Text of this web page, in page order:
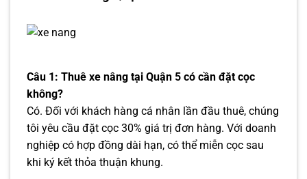
Câu 1: Thuê xe nâng tại Quận 5 có cần đặt cọc
không?
Có. Đối với khách hàng cá nhân lần đầu thuê, chúng
tôi yêu cầu đặt cọc 30% giá trị đơn hàng. Với doanh
nghiệp có hợp đồng dài hạn, có thể miễn cọc sau
khi ký kết thỏa thuận khung.